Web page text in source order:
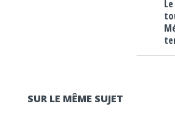
SUR LE MÊME SUJET